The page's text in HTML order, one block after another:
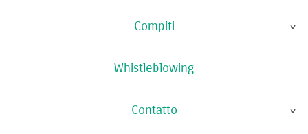
Compiti
Whistleblowing
Contatto